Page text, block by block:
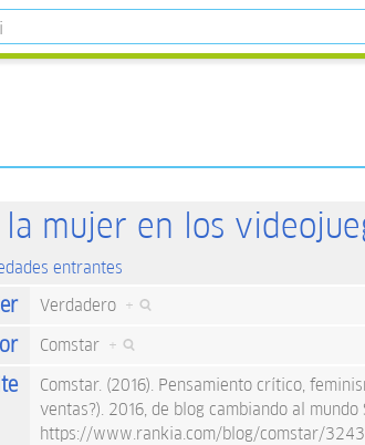
mujer en los
entrantes
Verdadero +
Comstar +
Comstar. (2016). Pensamiento crítico,
ventas?). 2016, de blog cambiando al mundo
https://www.rankia.com/blog/comstar/